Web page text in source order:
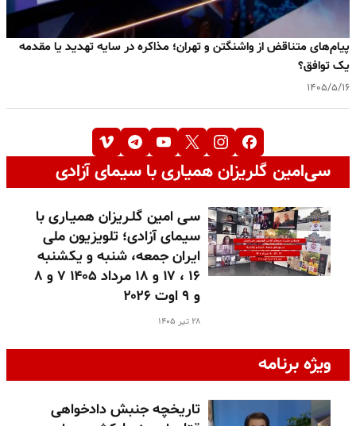
پیام‌های متناقض از واشنگتن و تهران؛ مذاکره در سایه تهدید یا مقدمه
یک توافق؟
۱۴۰۵/۵/۱۶
سی‌امین گلریزان همیاری با سیمای آزادی
سـی امین گلـریزان همیـاری با
سیمای آزادی؛ تلویزیون ملی
ایران جمعه، شنبه و یکشنبه
۱۶ ، ۱۷ و ۱۸ مرداد ۱۴۰۵ ۷ و ۸
و ۹ اوت ۲۰۲۶
۲۸ تیر ۱۴۰۵
ویژه برنامه
تاریخچه جنبش دادخواهی